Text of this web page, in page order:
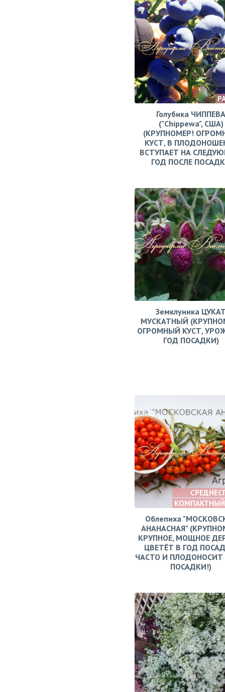
Голубика ЧИППЕВА
("Chippewa", США)
(КРУПНОМЕР!
КУСТ, В
ВСТУПАЕТ НА
ГОД ПОСЛЕ
Земклуника
МУСКАТНЫЙ
ОГРОМНЫЙ КУСТ,
ГОД ПОСАДКИ)
Облепиха
АНАНАСНАЯ"
КРУПНОЕ, МОЩНОЕ
ЦВЕТЁТ В ГОД
ЧАСТО И ПЛОДОНОСИТ
ПОСАДКИ!)